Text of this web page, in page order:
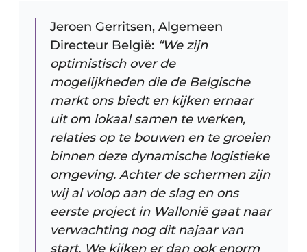
Jeroen Gerritsen, Algemeen
Directeur België: “We zijn
optimistisch over de
mogelijkheden die de Belgische
markt ons biedt en kijken ernaar
uit om lokaal samen te werken,
relaties op te bouwen en te groeien
binnen deze dynamische logistieke
omgeving. Achter de schermen zijn
wij al volop aan de slag en ons
eerste project in Wallonië gaat naar
verwachting nog dit najaar van
start. We kijken er dan ook enorm